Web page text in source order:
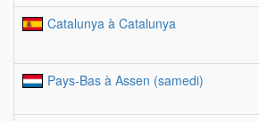
Catalunya à Catalunya
Pays-Bas à Assen (samedi)